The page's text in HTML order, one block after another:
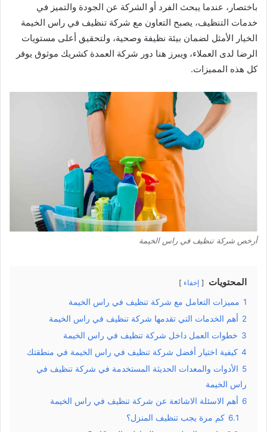
باختصار، عندما يبحث الفرد أو الشركة عن الجودة والتميز في
خدمات التنظيف، يصبح التعاون مع شركة تنظيف في راس الخيمة
الخيار الأمثل لضمان بيئة نظيفة وصحية، ولتحقيق أعلى مستويات
الرضا لدى العملاء، ويبرز هنا دور شركة العمدة كشريك موثوق يوفر
كل هذه المميزات.
أرخص شركة تنظيف في راس الخيمة
المحتويات إخفاء
1 مميزات التعامل مع شركة تنظيف في راس الخيمة
2 أهم الخدمات التي تقدمها شركة تنظيف في راس الخيمة
3 خطوات العمل داخل شركة تنظيف في راس الخيمة
4 كيفية اختيار أفضل شركة تنظيف في راس الخيمة في منطقتك
5 الأدوات والمعدات الحديثة المستخدمة في شركة تنظيف في
راس الخيمة
6 أهم الاسئلة الاشائعة عن شركة تنظيف في راس الخيمة
6.1 كم مرة يجب تنظيف المنزل؟